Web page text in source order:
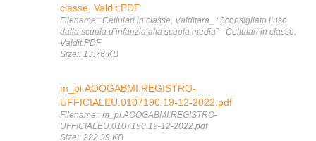
classe, Valdit.PDF
Filename:: Cellulari in classe, Valditara_ “Sconsigliato l’uso
dalla scuola d’infanzia alla scuola media” - Cellulari in classe,
Valdit.PDF
Size:: 13.76 KB
m_pi.AOOGABMI.REGISTRO-
UFFICIALEU.0107190.19-12-2022.pdf
Filename:: m_pi.AOOGABMI.REGISTRO-
UFFICIALEU.0107190.19-12-2022.pdf
Size:: 222.39 KB